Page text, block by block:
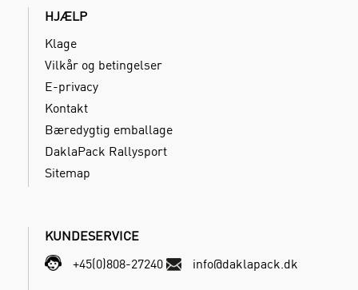
HJÆLP
Klage
Vilkår og betingelser
E-privacy
Kontakt
Bæredygtig emballage
DaklaPack Rallysport
Sitemap
KUNDESERVICE
+45(0)808-27240
info@daklapack.dk